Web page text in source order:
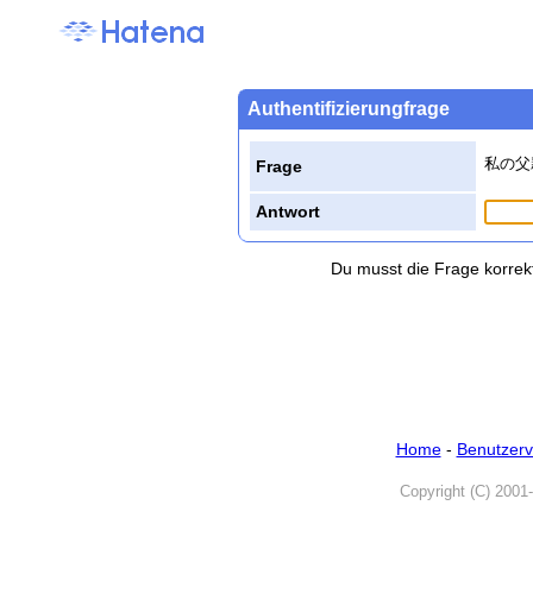
Authentifizierungfrage
Frage 私の
Antwort
Du musst die Frage
Home-
Copyright (C)